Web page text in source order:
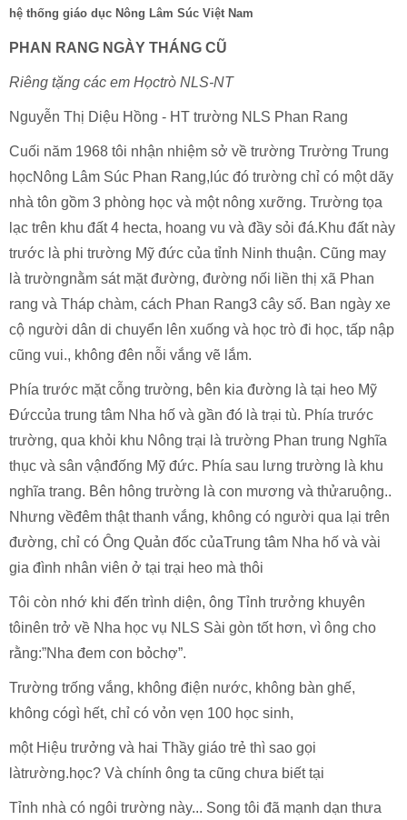
hệ thống giáo dục Nông Lâm Súc Việt Nam
PHAN RANG NGÀY THÁNG CŨ
Riêng tặng các em Họctrò NLS-NT
Nguyễn Thị Diệu Hồng - HT trường NLS Phan Rang
Cuối năm 1968 tôi nhận nhiệm sở về trường Trường Trung
họcNông Lâm Súc Phan Rang,lúc đó trường chỉ có một dãy
nhà tôn gồm 3 phòng học và một nông xưỡng. Trường tọa
lạc trên khu đất 4 hecta, hoang vu và đầy sỏi đá.Khu đất này
trước là phi trường Mỹ đức của tỉnh Ninh thuận. Cũng may
là trườngnằm sát mặt đường, đường nối liền thị xã Phan
rang và Tháp chàm, cách Phan Rang3 cây số. Ban ngày xe
cộ người dân di chuyển lên xuống và học trò đi học, tấp nập
cũng vui., không đên nỗi vắng vẽ lắm.
Phía trước mặt cỗng trường, bên kia đường là tại heo Mỹ
Đứccủa trung tâm Nha hố và gần đó là trại tù. Phía trước
trường, qua khỏi khu Nông trại là trường Phan trung Nghĩa
thục và sân vậnđống Mỹ đức. Phía sau lưng trường là khu
nghĩa trang. Bên hông trường là con mương và thửaruộng..
Nhưng vềđêm thật thanh vắng, không có người qua lại trên
đường, chỉ có Ông Quản đốc củaTrung tâm Nha hố và vài
gia đình nhân viên ở tại trại heo mà thôi
Tôi còn nhớ khi đến trình diện, ông Tỉnh trưởng khuyên
tôinên trở về Nha học vụ NLS Sài gòn tốt hơn, vì ông cho
rằng:”Nha đem con bỏchợ”.
Trường trống vắng, không điện nước, không bàn ghế,
không cógì hết, chỉ có vỏn vẹn 100 học sinh,
một Hiệu trưởng và hai Thầy giáo trẻ thì sao gọi
làtrường.học? Và chính ông ta cũng chưa biết tại
Tỉnh nhà có ngôi trường này... Song tôi đã mạnh dạn thưa